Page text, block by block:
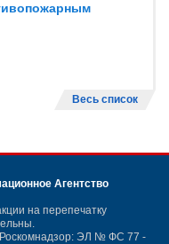
Весь список
Агентство
на перепечатку
ЭЛ № ФС 77 -